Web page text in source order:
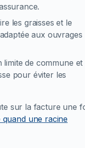
les graisses et le
aux ouvrages
de commune et
pour éviter les
sur la facture une
quand une racine